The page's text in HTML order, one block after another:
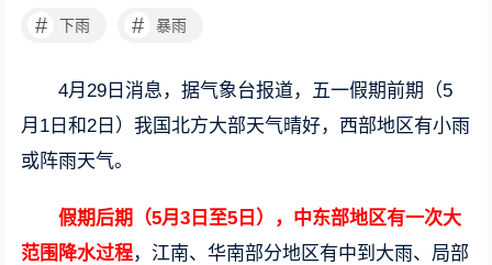
# 下雨 # 暴雨
4月29日消息，据气象台报道，五一假期前期（5
月1日和2日）我国北方大部天气晴好，西部地区有小雨
或阵雨天气。
假期后期（5月3日至5日），中东部地区有一次大
范围降水过程，江南、华南部分地区有中到大雨、局部